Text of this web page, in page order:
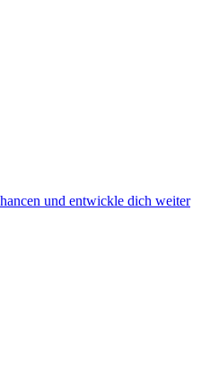
und entwickle dich weiter